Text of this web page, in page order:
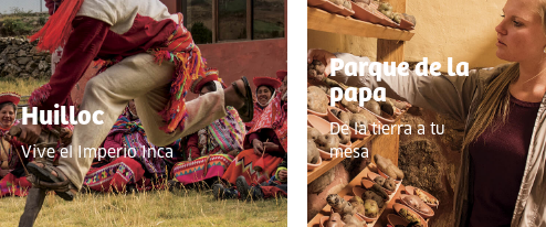
Huilloc
Vive el Imperio Inca
Parque de la
papa
De la tierra a tu
mesa